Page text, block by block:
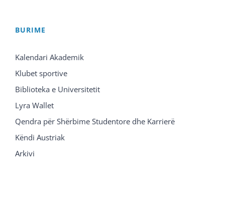
BURIME
Kalendari Akademik
Klubet sportive
Biblioteka e Universitetit
Lyra Wallet
Qendra për Shërbime Studentore dhe Karrierë
Këndi Austriak
Arkivi